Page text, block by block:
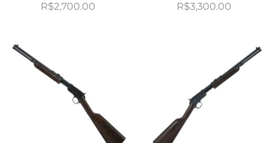
R$2,700.00 R$3,300.00